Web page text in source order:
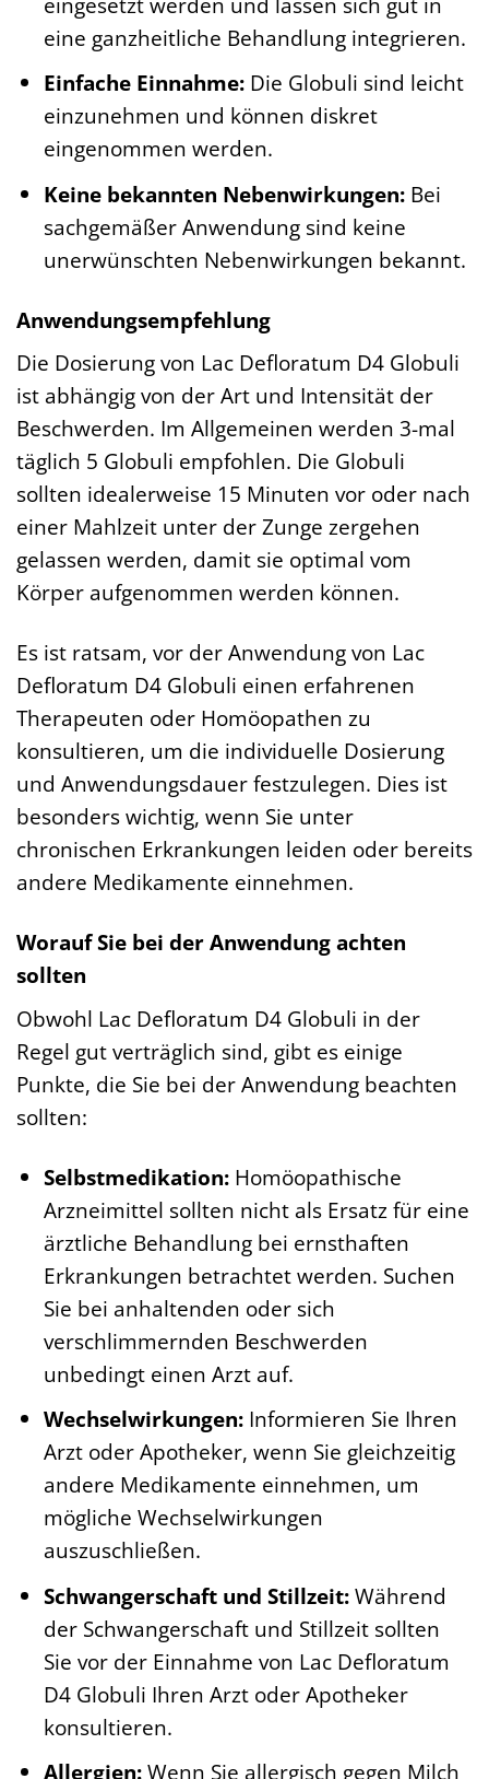
eine ganzheitliche Behandlung integrieren.
Einfache Einnahme:Die Globuli sind leicht
einzunehmen und können diskret
eingenommen werden.
Keine bekannten Nebenwirkungen:Bei
sachgemäßer Anwendung sind keine
unerwünschten Nebenwirkungen bekannt.
Anwendungsempfehlung
Die Dosierung von Lac Defloratum D4 Globuli
ist abhängig von der Art und Intensität der
Beschwerden. Im Allgemeinen werden 3-mal
täglich 5 Globuli empfohlen. Die Globuli
sollten idealerweise 15 Minuten vor oder nach
einer Mahlzeit unter der Zunge zergehen
gelassen werden, damit sie optimal vom
Körper aufgenommen werden können.
Es ist ratsam, vor der Anwendung von Lac
Defloratum D4 Globuli einen erfahrenen
Therapeuten oder Homöopathen zu
konsultieren, um die individuelle Dosierung
und Anwendungsdauer festzulegen. Dies ist
besonders wichtig, wenn Sie unter
chronischen Erkrankungen leiden oder bereits
andere Medikamente einnehmen.
Worauf Sie bei der Anwendung achten
sollten
Obwohl Lac Defloratum D4 Globuli in der
Regel gut verträglich sind, gibt es einige
Punkte, die Sie bei der Anwendung beachten
sollten:
Selbstmedikation:Homöopathische
Arzneimittel sollten nicht als Ersatz für eine
ärztliche Behandlung bei ernsthaften
Erkrankungen betrachtet werden. Suchen
Sie bei anhaltenden oder sich
verschlimmernden Beschwerden
unbedingt einen Arzt auf.
Wechselwirkungen:Informieren Sie Ihren
Arzt oder Apotheker, wenn Sie gleichzeitig
andere Medikamente einnehmen, um
mögliche Wechselwirkungen
auszuschließen.
Schwangerschaft und Stillzeit:Während
der Schwangerschaft und Stillzeit sollten
Sie vor der Einnahme von Lac Defloratum
D4 Globuli Ihren Arzt oder Apotheker
konsultieren.
Allergien:Wenn Sie allergisch gegen Milch